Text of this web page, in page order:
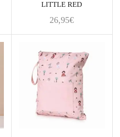
LITTLE RED
26,95€